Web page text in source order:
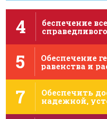
4
беспечение
5
Обеспечение
равенства и
7
Обеспечить
надежной,